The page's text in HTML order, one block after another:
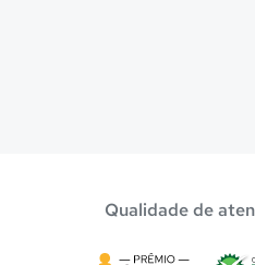
Qualidade de